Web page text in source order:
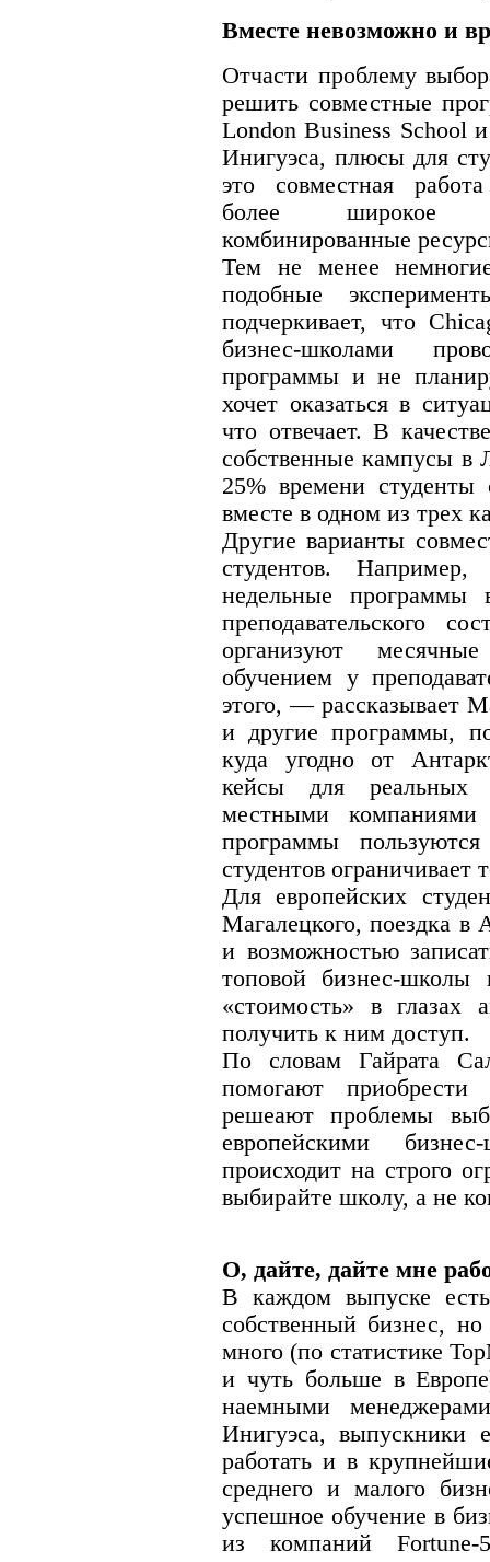
Вместе невозможно и
Отчасти проблему
решить совместные
London Business School
Инигуэса, плюсы для
это совместная работа
более широкое
комбинированные
Тем не менее
подобные
подчеркивает, что
бизнес-школами
программы и не
хочет оказаться в
что отвечает. В
собственные кампусы в
25% времени студенты
вместе в одном из трех
Другие варианты
студентов.
недельные программы
преподавательского
организуют
обучением у
этого, — рассказывает
и другие программы,
куда угодно от
кейсы для реальных
местными
программы
студентов ограничивает
Для европейских
Магалецкого, поездка в
и возможностью
топовой бизнес-
«стоимость» в глазах
получить к ним доступ.
По словам Гайрата
помогают
решеают проблемы
европейскими
происходит на строго
выбирайте школу, а не
О, дайте, дайте мне
В каждом выпуске
собственный бизнес,
много (по статистике
и чуть больше в
наемными
Инигуэса, выпускники
работать и в
среднего и малого
успешное обучение в
из компаний